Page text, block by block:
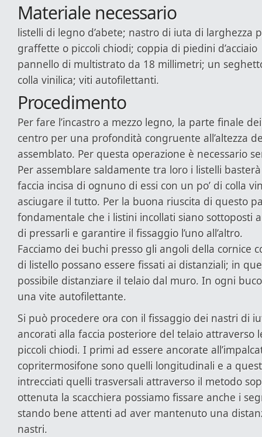
Materiale necessario
listelli di legno d’abete; nastro di iuta di larghezza
graffette o piccoli chiodi; coppia di piedini d’acciaio
pannello di multistrato da 18 millimetri; un
colla vinilica; viti autofilettanti.
Procedimento
Per fare l’incastro a mezzo legno, la parte finale
centro per una profondità congruente all’altezza
assemblato. Per questa operazione è necessario
Per assemblare saldamente tra loro i listelli
faccia incisa di ognuno di essi con un po’ di colla
asciugare il tutto. Per la buona riuscita di questo
fondamentale che i listini incollati siano sottoposti
di pressarli e garantire il fissaggio l’uno all’altro.
Facciamo dei buchi presso gli angoli della cornice
di listello possano essere fissati ai distanziali; in
possibile distanziare il telaio dal muro. In ogni
una vite autofilettante.
Si può procedere ora con il fissaggio dei nastri di
ancorati alla faccia posteriore del telaio attraverso
piccoli chiodi. I primi ad essere ancorate
copritermosifone sono quelli longitudinali e a
intrecciati quelli trasversali attraverso il metodo
ottenuta la scacchiera possiamo fissare anche i
stando bene attenti ad aver mantenuto una
nastri.